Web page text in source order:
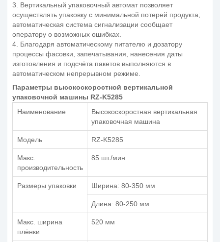
3. Вертикальный упаковочный автомат позволяет
осуществлять упаковку с минимальной потерей продукта;
автоматическая система сигнализации сообщает
оператору о возможных ошибках.
4. Благодаря автоматическому питателю и дозатору
процессы фасовки, запечатывания, нанесения даты
изготовления и подсчёта пакетов выполняются в
автоматическом непрерывном режиме.
Параметры высокоскоростной вертикальной
упаковочной машины RZ-K5285
Наименование
Высокоскоростная вертикальная
упаковочная машина
Модель RZ-K5285
Макс.
производительность
85 шт./мин
Размеры упаковки Ширина: 80-350 мм
Длина: 80-250 мм
Макс. ширина
плёнки
520 мм